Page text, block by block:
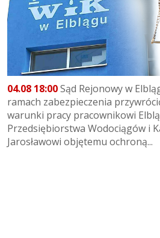
04.08 18:00Sąd Rejonowy w
ramach zabezpieczenia
warunki pracy pracownikowi
Przedsiębiorstwa Wodociągów i
Jarosławowi objętemu ochroną...